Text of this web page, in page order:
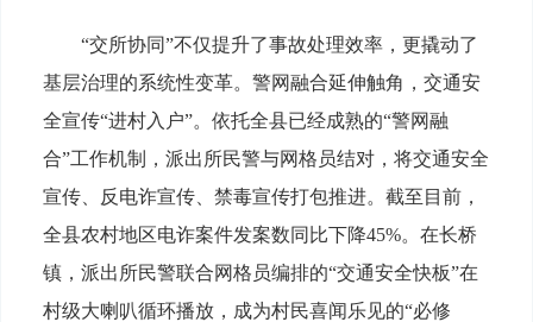
“交所协同”不仅提升了事故处理效率，更撬动了
基层治理的系统性变革。警网融合延伸触角，交通安
全宣传“进村入户”。依托全县已经成熟的“警网融
合”工作机制，派出所民警与网格员结对，将交通安全
宣传、反电诈宣传、禁毒宣传打包推进。截至目前，
全县农村地区电诈案件发案数同比下降45%。在长桥
镇，派出所民警联合网格员编排的“交通安全快板”在
村级大喇叭循环播放，成为村民喜闻乐见的“必修